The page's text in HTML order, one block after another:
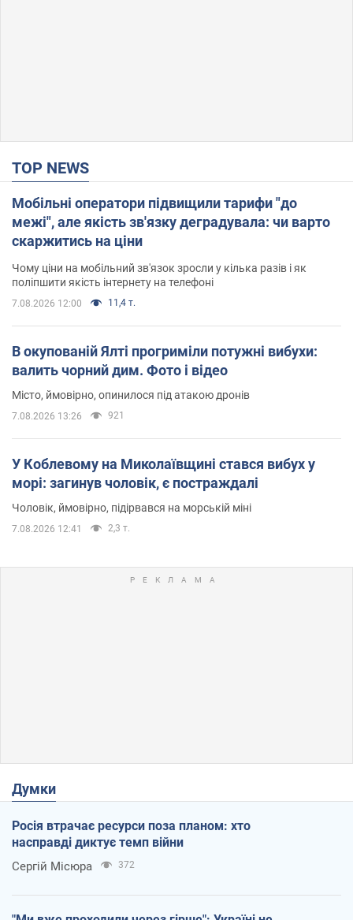
TOP NEWS
Мобільні оператори підвищили тарифи "до
межі", але якість зв'язку деградувала: чи варто
скаржитись на ціни
Чому ціни на мобільний зв'язок зросли у кілька разів і як
поліпшити якість інтернету на телефоні
7.08.2026 12:00 11,4 т.
В окупованій Ялті прогриміли потужні вибухи:
валить чорний дим. Фото і відео
Місто, ймовірно, опинилося під атакою дронів
7.08.2026 13:26 921
У Коблевому на Миколаївщині стався вибух у
морі: загинув чоловік, є постраждалі
Чоловік, ймовірно, підірвався на морській міні
7.08.2026 12:41 2,3 т.
Думки
Росія втрачає ресурси поза планом: хто
насправді диктує темп війни
Сергій Місюра 372